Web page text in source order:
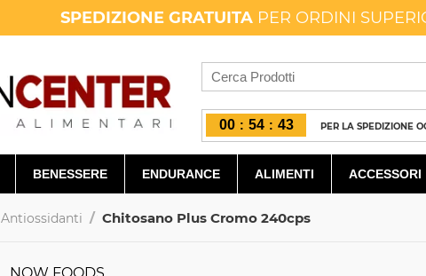
SPEDIZIONE GRATUITA PER ORDINI
00 : 54 : 42 PER LA SPEDIZIONE
BENESSERE ENDURANCE ALIMENTI ACCESSORI
Antiossidanti / Chitosano Plus Cromo 240cps